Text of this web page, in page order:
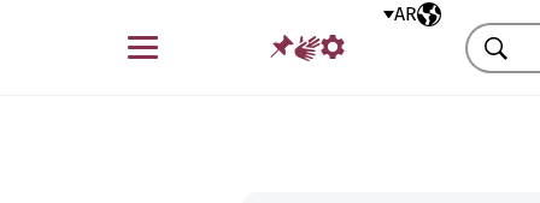
اللغة المختارةAR
قائمة
بحث